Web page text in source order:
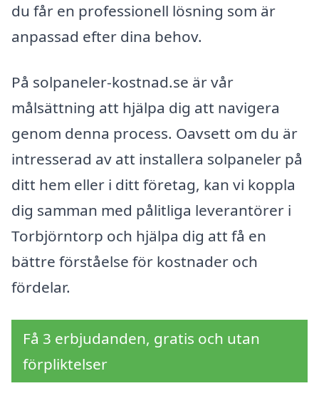
du får en professionell lösning som är
anpassad efter dina behov.
På solpaneler-kostnad.se är vår
målsättning att hjälpa dig att navigera
genom denna process. Oavsett om du är
intresserad av att installera solpaneler på
ditt hem eller i ditt företag, kan vi koppla
dig samman med pålitliga leverantörer i
Torbjörntorp och hjälpa dig att få en
bättre förståelse för kostnader och
fördelar.
Få 3 erbjudanden, gratis och utan
förpliktelser